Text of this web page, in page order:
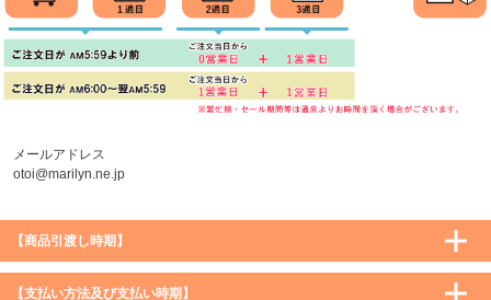
メールアドレス
otoi@marilyn.ne.jp
【商品引渡し時期】
【支払い方法及び支払い時期】